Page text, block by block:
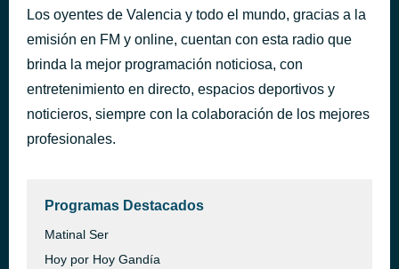
Los oyentes de Valencia y todo el mundo, gracias a la
emisión en FM y online, cuentan con esta radio que
brinda la mejor programación noticiosa, con
entretenimiento en directo, espacios deportivos y
noticieros, siempre con la colaboración de los mejores
profesionales.
Programas Destacados
Matinal Ser
Hoy por Hoy Gandía